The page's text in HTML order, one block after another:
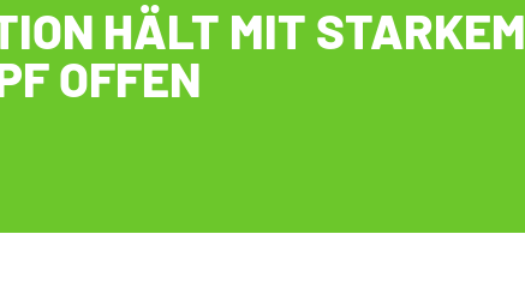
HÄLT MIT STARKEM
OFFEN